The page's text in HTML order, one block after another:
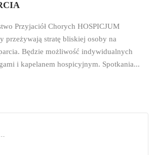
Przyjaciół Chorych HOSPICJUM
przeżywają stratę bliskiej osoby na
Będzie możliwość indywidualnych
i kapelanem hospicyjnym. Spotkania...